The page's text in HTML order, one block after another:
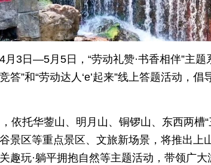
月3日—5月5日，“劳动礼赞·书香相伴”主
答”和“劳动达人‘e’起来”线上答题活动，
依托华蓥山、明月山、铜锣山、东西两槽
景区等重点景区、文旅新场景，将推出上
趣玩·躺平拥抱自然等主题活动，带领广